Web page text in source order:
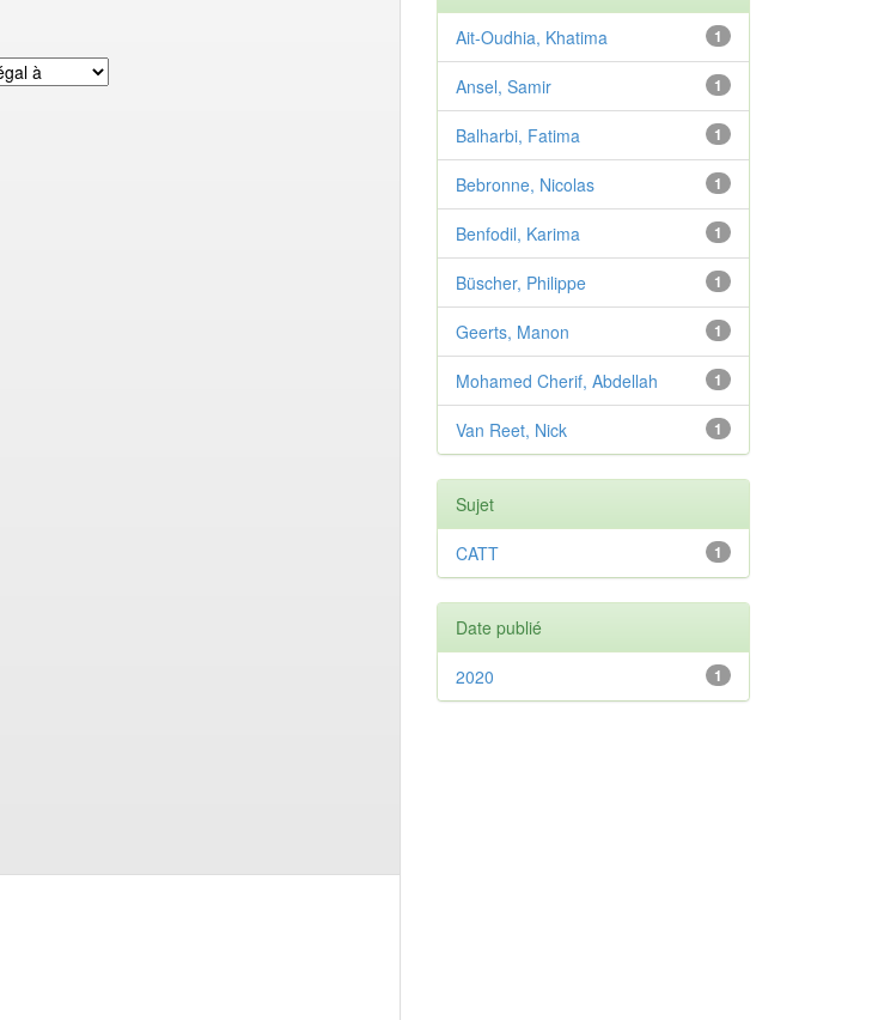
1
Ait-Oudhia, Khatima
1
Ansel, Samir
1
Balharbi, Fatima
1
Bebronne, Nicolas
1
Benfodil, Karima
1
Büscher, Philippe
1
Geerts, Manon
1
Mohamed Cherif, Abdellah
1
Van Reet, Nick
Sujet
1
CATT
Date publié
1
2020